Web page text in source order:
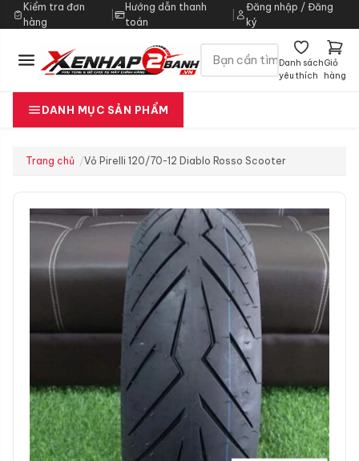
Kiểm tra đơn
hàng
|
Hướng dẫn thanh
toán
Đăng nhập / Đăng
ký
Danh sách
yêu thích
Giỏ
hàng
DANH MỤC SẢN PHẨM
Trang chủ Vỏ Pirelli 120/70-12 Diablo Rosso Scooter